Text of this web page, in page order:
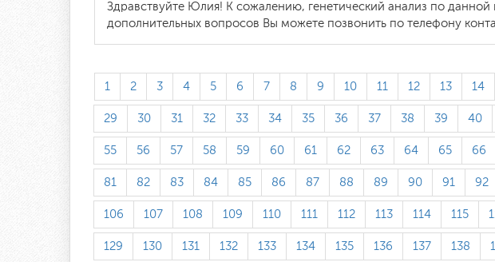
Здравствуйте Юлия! К сожалению, генетический анализ по
дополнительных вопросов Вы можете позвонить по телефону
1 2 3 4 5 6 7 8 9 10 11 12 13 14
29 30 31 32 33 34 35 36 37 38 39 40
55 56 57 58 59 60 61 62 63 64 65 66
81 82 83 84 85 86 87 88 89 90 91 92
106 107 108 109 110 111 112 113 114 115
129 130 131 132 133 134 135 136 137 138